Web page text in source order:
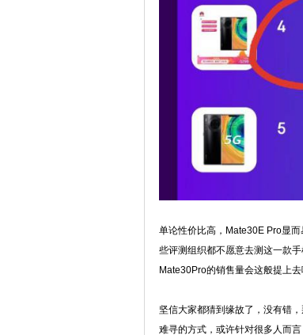
单论性价比高，Mate30E Pro显
些评测组织都不愿意去测这一款
Mate30Pro的销售量会这般提上去
坚信大家都猜到缘故了，没有错
难寻的方式，或许针对很多人而